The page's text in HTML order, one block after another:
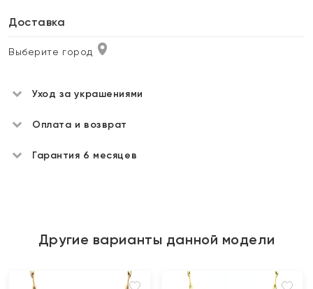
Доставка
Выберите город
Уход за украшениями
Оплата и возврат
Гарантия 6 месяцев
Другие варианты данной модели